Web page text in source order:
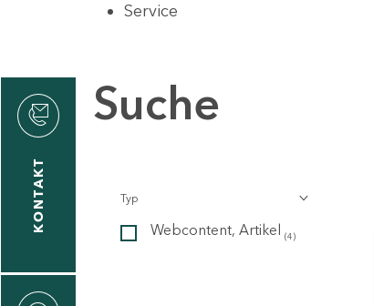
Service
KONTAKT
Suche
Typ
Webcontent, Artikel (4)